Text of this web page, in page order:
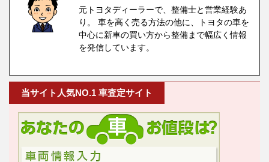
元トヨタディーラーで、整備士と営業経験あ
り。 車を高く売る方法の他に、トヨタの車を
中心に新車の買い方から整備まで幅広く情報
を発信しています。
当サイト人気NO.1 車査定サイト